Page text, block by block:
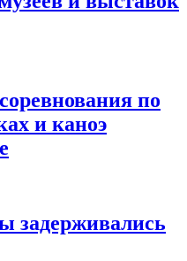
по
и каноэ
задерживались